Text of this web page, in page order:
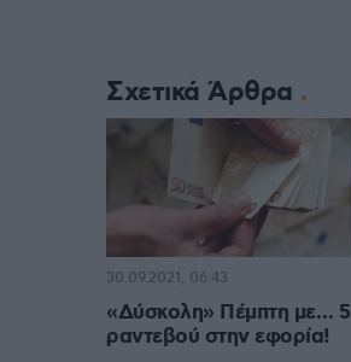
Σχετικά Άρθρα
«Δύσκολη» Πέμπτη με… 5
ραντεβού στην εφορία!
30.09.2021, 06:43